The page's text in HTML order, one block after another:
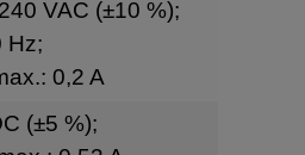
VAC (±10 %);
Hz;
0,2 A
(±5 %);